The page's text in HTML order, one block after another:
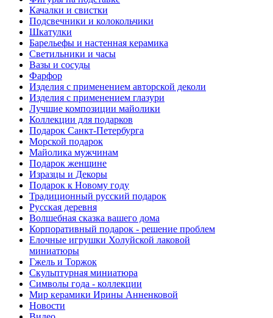
Качалки и свистки
Подсвечники и колокольчики
Шкатулки
Барельефы и настенная керамика
Светильники и часы
Вазы и сосуды
Фарфор
Изделия с применением авторской деколи
Изделия с применением глазури
Лучшие композиции майолики
Коллекции для подарков
Подарок Санкт-Петербурга
Морской подарок
Майолика мужчинам
Подарок женщине
Изразцы и Декоры
Подарок к Новому году
Традиционный русский подарок
Русская деревня
Волшебная сказка вашего дома
Корпоративный подарок - решение проблем
Елочные игрушки Холуйской лаковой
миниатюры
Гжель и Торжок
Скульптурная миниатюра
Символы года - коллекции
Мир керамики Ирины Анненковой
Новости